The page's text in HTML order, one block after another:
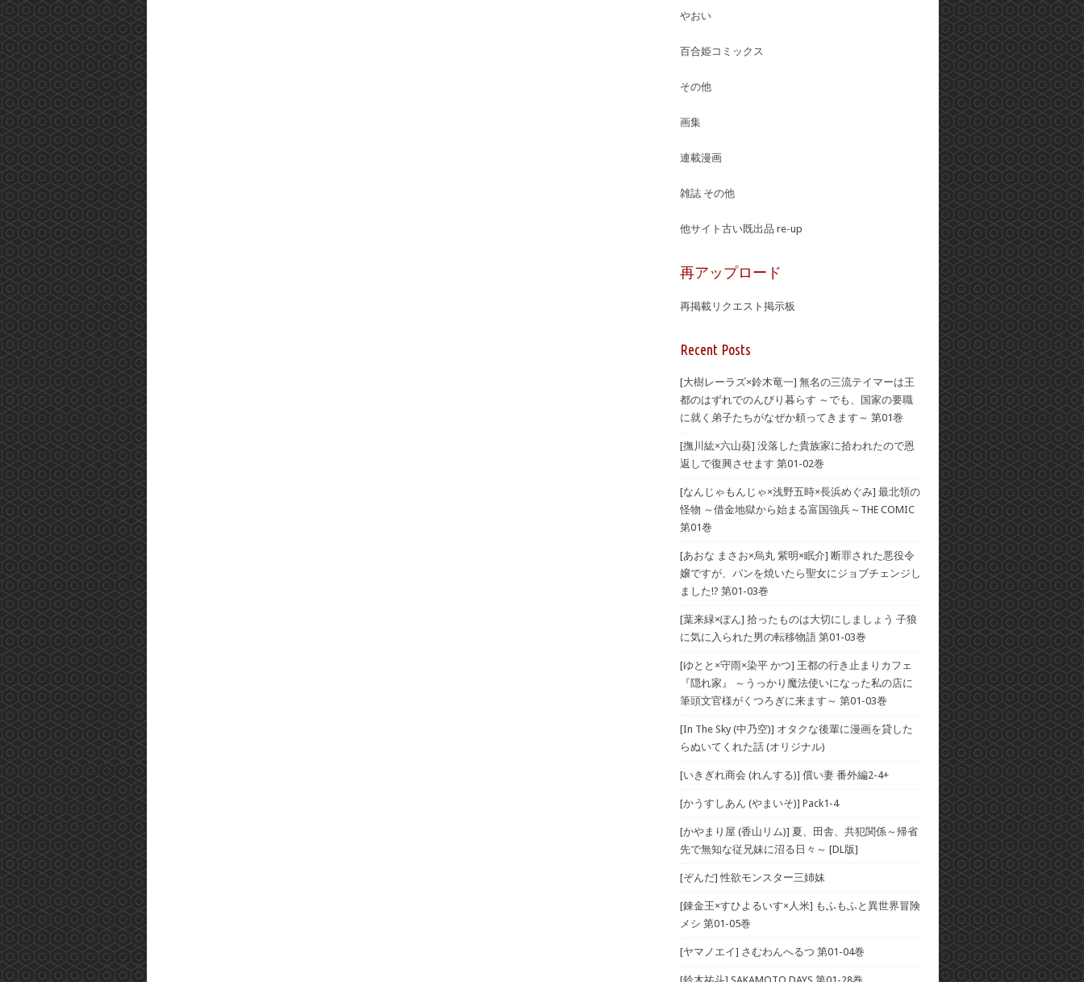
やおい
百合姫コミックス
その他
画集
連載漫画
雑誌 その他
他サイト古い既出品 re-up
再アップロード
再掲載リクエスト掲示板
Recent Posts
[大樹レーラズ×鈴木竜一] 無名の三流テイマーは王
都のはずれでのんびり暮らす ～でも、国家の要職
に就く弟子たちがなぜか頼ってきます～ 第01巻
[撫川紘×六山葵] 没落した貴族家に拾われたので恩
返しで復興させます 第01-02巻
[なんじゃもんじゃ×浅野五時×長浜めぐみ] 最北領の
怪物 ～借金地獄から始まる富国強兵～THE COMIC
第01巻
[あおな まさお×烏丸 紫明×眠介] 断罪された悪役令
嬢ですが、パンを焼いたら聖女にジョブチェンジし
ました!? 第01-03巻
[葉来緑×ぽん] 拾ったものは大切にしましょう 子狼
に気に入られた男の転移物語 第01-03巻
[ゆとと×守雨×染平 かつ] 王都の行き止まりカフェ
『隠れ家』 ～うっかり魔法使いになった私の店に
筆頭文官様がくつろぎに来ます～ 第01-03巻
[In The Sky (中乃空)] オタクな後輩に漫画を貸した
らぬいてくれた話 (オリジナル)
[いきぎれ商会 (れんする)] 償い妻 番外編2-4+
[かうすしあん (やまいそ)] Pack1-4
[かやまり屋 (香山リム)] 夏、田舎、共犯関係～帰省
先で無知な従兄妹に沼る日々～ [DL版]
[ぞんだ] 性欲モンスター三姉妹
[錬金王×すひよるいす×人米] もふもふと異世界冒険
メシ 第01-05巻
[ヤマノエイ] さむわんへるつ 第01-04巻